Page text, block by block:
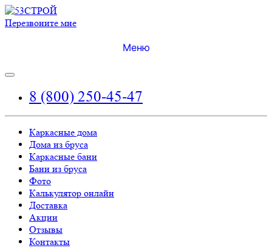
Перезвоните мне
Меню
8 (800) 250-45-47
Каркасные дома
Дома из бруса
Каркасные бани
Бани из бруса
Фото
Калькулятор онлайн
Доставка
Акции
Отзывы
Контакты